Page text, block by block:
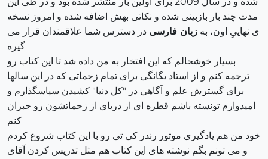
مدت چند بار بازبینی شده و نکاتی بهش اضافه شده و امروز نسخه
ی نهاییِ اون، به زبان فارسی در دسترس شما علاقمندان قرار می
گیره
بسیار خوشحالم که این افتخار به من داده شد تا این کتاب رو
ترجمه کنم و از استاد یگانگی برای تمام زحماتی که در این سالها
برای گسترش علم و آگاهی در "کل دنیا" کشیدن سپاسگذارم و
امیدوارم تونسته باشم قطره ای از دریای از زحماتشون رو جبران
کنم
خود من هم یادگیری موتور رندر کی تی رو با این کتاب شروع کردم
و می تونم بگم نوشته های این کتاب هم مثل تدریس کردن آقای